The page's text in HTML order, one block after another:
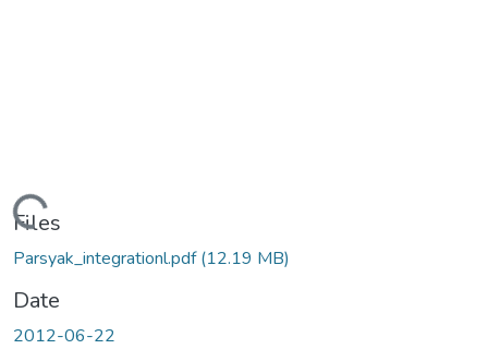
Loading...
Files
Parsyak_integrationl.pdf(12.19 MB)
Date
2012-06-22